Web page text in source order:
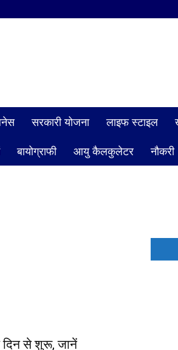
सरकारी योजना लाइफ स्टाइल
बायोग्राफी आयु कैलकुलेटर नौकरी
दिन से शुरू, जानें